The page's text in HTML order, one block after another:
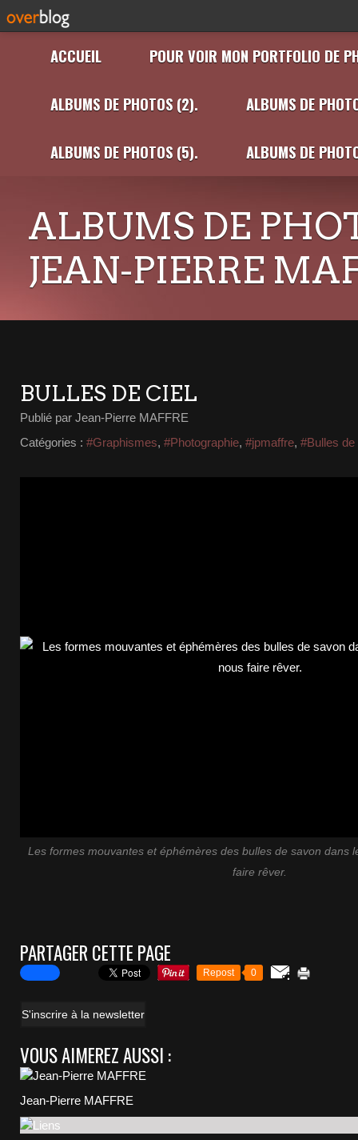
ACCUEIL POUR VOIR MON PORTFOLIO DE
ALBUMS DE PHOTOS (2). ALBUMS DE
ALBUMS DE PHOTOS (5). ALBUMS DE
ALBUMS DE
JEAN-PIERRE
BULLES DE CIEL
Publié par Jean-Pierre MAFFRE
Catégories : #Graphismes, #Photographie, #jpmaffre, #Bulles
Les formes mouvantes et éphémères des bulles de savon dans
faire rêver.
PARTAGER CETTE PAGE
Repost 0
S'inscrire à la newsletter
VOUS AIMEREZ AUSSI :
Jean-Pierre MAFFRE